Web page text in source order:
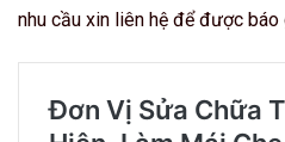
nhu cầu xin liên hệ để được